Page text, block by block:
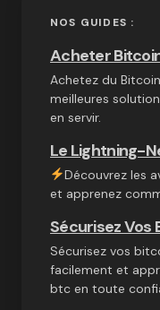
NOS GUIDES :
Acheter
Achetez du
meilleures
en servir.
Le Lightning-
Découvrez les
et apprenez
Sécurisez Vos
Sécurisez vos
facilement et
btc en toute